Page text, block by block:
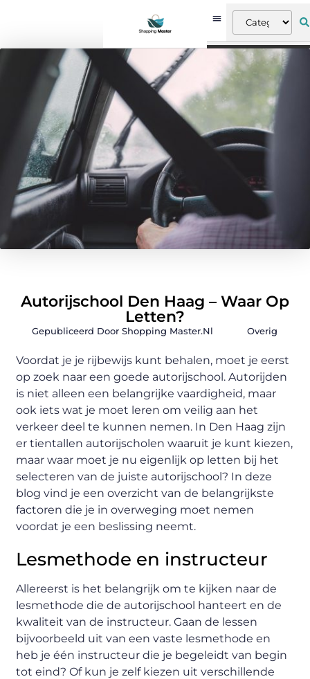
Autorijschool Den Haag – Waar Op
Letten?
Gepubliceerd Door Shopping Master.nl Overig
Voordat je je rijbewijs kunt behalen, moet je eerst
op zoek naar een goede autorijschool. Autorijden
is niet alleen een belangrijke vaardigheid, maar
ook iets wat je moet leren om veilig aan het
verkeer deel te kunnen nemen. In Den Haag zijn
er tientallen autorijscholen waaruit je kunt kiezen,
maar waar moet je nu eigenlijk op letten bij het
selecteren van de juiste autorijschool? In deze
blog vind je een overzicht van de belangrijkste
factoren die je in overweging moet nemen
voordat je een beslissing neemt.
Lesmethode en instructeur
Allereerst is het belangrijk om te kijken naar de
lesmethode die de autorijschool hanteert en de
kwaliteit van de instructeur. Gaan de lessen
bijvoorbeeld uit van een vaste lesmethode en
heb je één instructeur die je begeleidt van begin
tot eind? Of kun je zelf kiezen uit verschillende